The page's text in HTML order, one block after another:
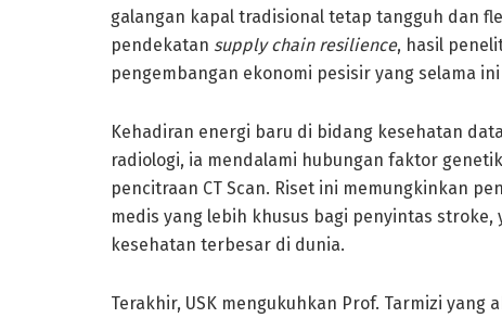
galangan kapal tradisional tetap tangguh dan
pendekatan supply chain resilience, hasil
pengembangan ekonomi pesisir yang selama
Kehadiran energi baru di bidang kesehatan
radiologi, ia mendalami hubungan faktor
pencitraan CT Scan. Riset ini memungkinkan
medis yang lebih khusus bagi penyintas
kesehatan terbesar di dunia.
Terakhir, USK mengukuhkan Prof. Tarmizi